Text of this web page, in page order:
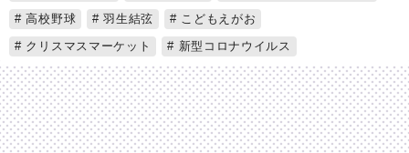
高校野球
羽生結弦
こどもえがお
クリスマスマーケット
新型コロナウイルス